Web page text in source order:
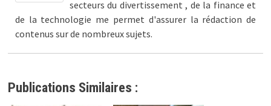
secteurs du divertissement , de la finance et
de la technologie me permet d'assurer la rédaction de
contenus sur de nombreux sujets.
Publications Similaires :